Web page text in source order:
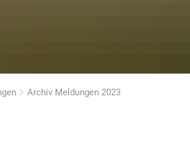
Archiv Meldungen 2023